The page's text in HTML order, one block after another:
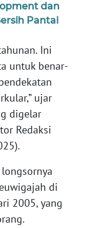
dan
Pantai
Ini
untuk benar-
ujar
digelar
Redaksi
di
2005, yang